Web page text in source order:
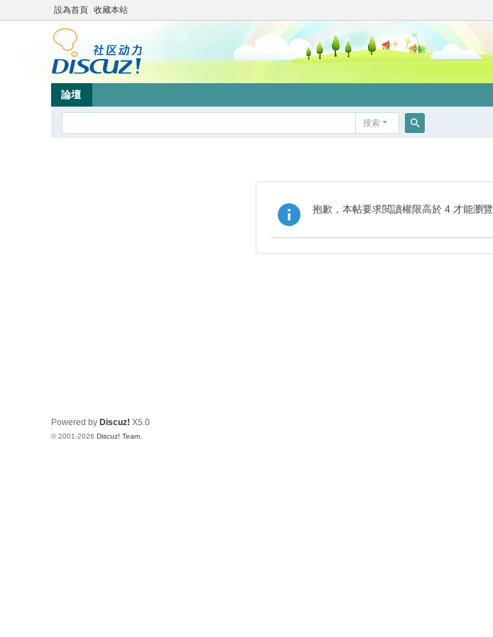
設為首頁 收藏本站
論壇
搜索
抱歉，本帖要求閲讀權限高於 4 才能瀏覽
Powered by Discuz! X5.0
© 2001-2026 Discuz! Team